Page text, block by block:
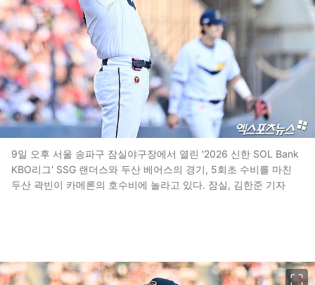
9일 오후 서울 송파구 잠실야구장에서 열린 '2026 신한 SOL Bank
KBO리그' SSG 랜더스와 두산 베어스의 경기, 5회초 수비를 마친
두산 곽빈이 카메론의 호수비에 놀라고 있다. 잠실, 김한준 기자